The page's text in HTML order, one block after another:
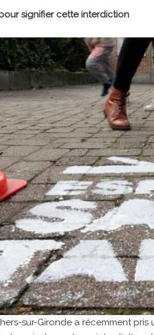
signifier cette interdiction
sur-Gironde a récemment